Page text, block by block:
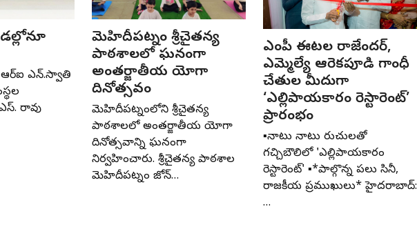
ఆర్‌ఐ ఎన్‌.స్వాతి
రావు
మెహిదీపట్నం శ్రీచైతన్య
పాఠశాలలో ఘనంగా
అంతర్జాతీయ యోగా
దినోత్సవం
మెహిదీపట్నంలోని శ్రీచైతన్య
పాఠశాలలో అంతర్జాతీయ యోగా
దినోత్సవాన్ని ఘనంగా
నిర్వహించారు. శ్రీచైతన్య పాఠశాల
మెహిదీపట్నం జోన్‌…
ఎంపీ ఈటల రాజేందర్,
ఎమ్మెల్యే ఆరెకపూడి గాంధీ
చేతుల మీదుగా
‘ఎల్లిపాయకారం రెస్టారెంట్’
ప్రారంభం
▪️నాటు నాటు రుచులతో
గచ్చిబౌలిలో 'ఎల్లిపాయకారం
రెస్టారెంట్' ▪️*పాల్గొన్న పలు సినీ,
రాజకీయ ప్రముఖులు* హైదరాబాద్:
…